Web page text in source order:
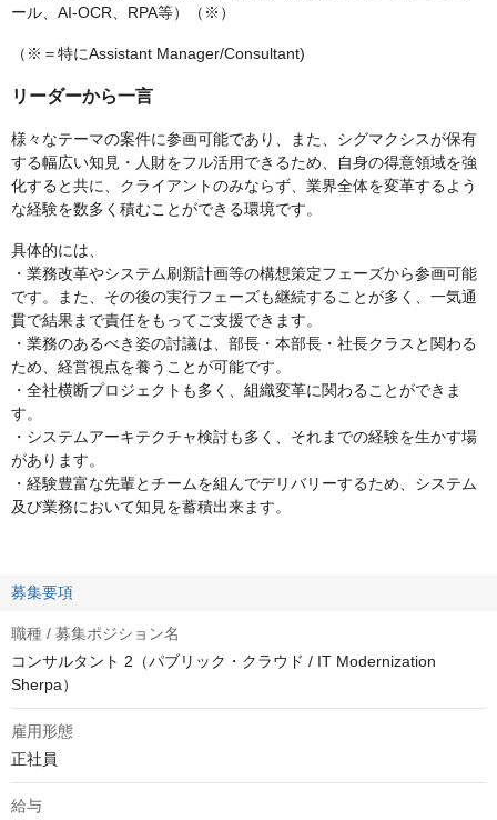
ール、AI-OCR、RPA等）（※）
（※＝特にAssistant Manager/Consultant)
リーダーから一言
様々なテーマの案件に参画可能であり、また、シグマクシスが保有
する幅広い知見・人財をフル活用できるため、自身の得意領域を強
化すると共に、クライアントのみならず、業界全体を変革するよう
な経験を数多く積むことができる環境です。
具体的には、
・業務改革やシステム刷新計画等の構想策定フェーズから参画可能
です。また、その後の実行フェーズも継続することが多く、一気通
貫で結果まで責任をもってご支援できます。
・業務のあるべき姿の討議は、部長・本部長・社長クラスと関わる
ため、経営視点を養うことが可能です。
・全社横断プロジェクトも多く、組織変革に関わることができま
す。
・システムアーキテクチャ検討も多く、それまでの経験を生かす場
があります。
・経験豊富な先輩とチームを組んでデリバリーするため、システム
及び業務において知見を蓄積出来ます。
募集要項
職種 / 募集ポジション名
コンサルタント 2（パブリック・クラウド / IT Modernization
Sherpa）
雇用形態
正社員
給与